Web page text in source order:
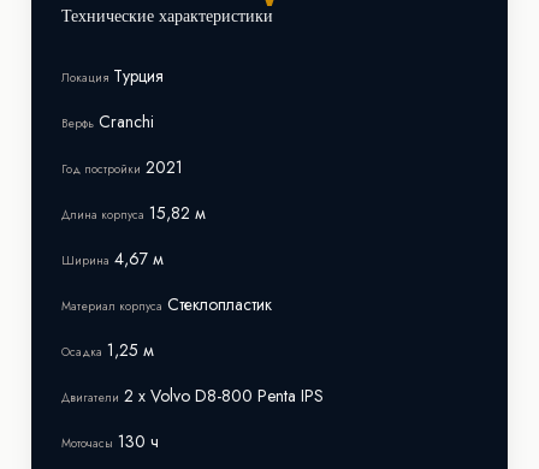
Технические характеристики
Локация Турция
Верфь Cranchi
Год постройки 2021
Длина корпуса 15,82 м
Ширина 4,67 м
Материал корпуса Стеклопластик
Осадка 1,25 м
Двигатели 2 x Volvo D8-800 Penta IPS
Моточасы 130 ч